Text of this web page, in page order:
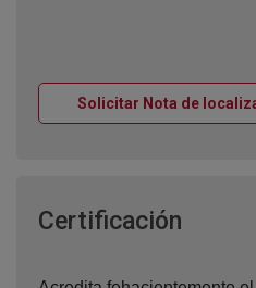
Solicitar Nota de
Certificación